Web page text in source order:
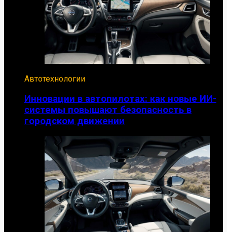
Автотехнологии
Инновации в автопилотах: как новые ИИ-
системы повышают безопасность в
городском движении